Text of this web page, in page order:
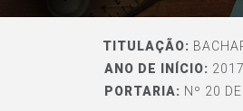
TITULAÇÃO:
ANO DE INÍCIO: 2017
PORTARIA: Nº 20